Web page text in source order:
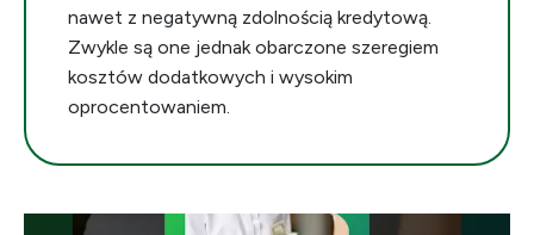
nawet z negatywną zdolnością kredytową.
Zwykle są one jednak obarczone szeregiem
kosztów dodatkowych i wysokim
oprocentowaniem.